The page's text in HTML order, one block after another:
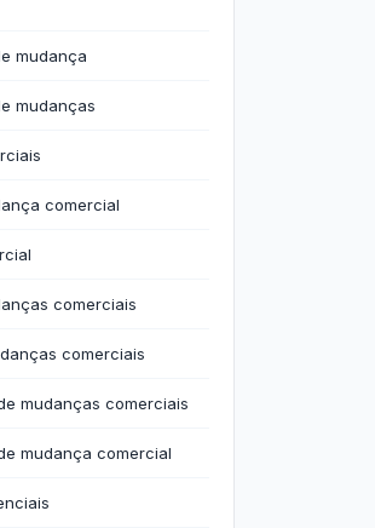
mudança
mudanças
comercial
comerciais
comerciais
mudanças comerciais
mudança comercial